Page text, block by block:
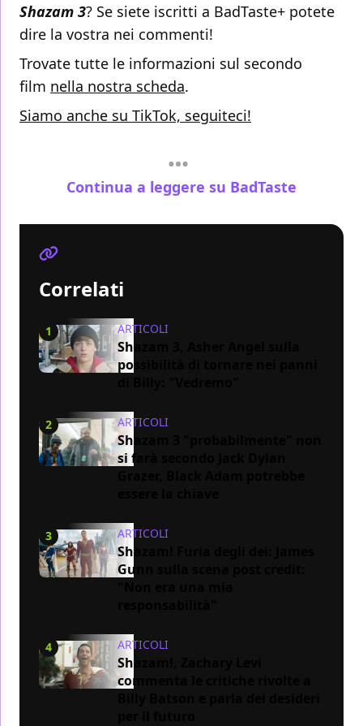
Shazam 3? Se siete iscritti a BadTaste+ potete
dire la vostra nei commenti!
Trovate tutte le informazioni sul secondo
film nella nostra scheda.
Siamo anche su TikTok, seguiteci!
Continua a leggere su BadTaste
Correlati
1 ARTICOLI
Shazam 3, Asher Angel sulla
possibilità di tornare nei panni
2 ARTICOLI
Shazam 3 "probabilmente" non
si farà secondo Jack Dylan
3 ARTICOLI
Shazam! Furia degli dei: James
Gunn sulla scena post credit:
4 ARTICOLI
Shazam!, Zachary Levi
commenta le critiche rivolte a